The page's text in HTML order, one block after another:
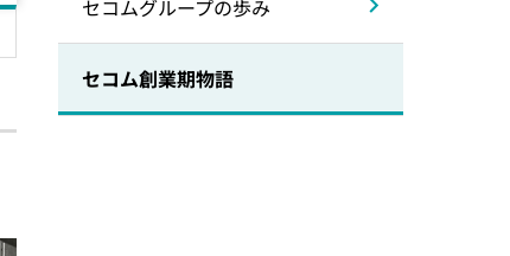
セコムグループの歩み
セコム創業期物語